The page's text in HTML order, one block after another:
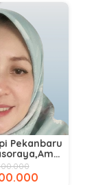
Pekanbaru